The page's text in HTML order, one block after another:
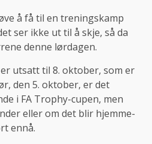
å få til en treningskamp
ser ikke ut til å skje, så da
denne lørdagen.
utsatt til 8. oktober, som er
den 5. oktober, er det
i FA Trophy-cupen, men
eller om det blir hjemme-
ennå.